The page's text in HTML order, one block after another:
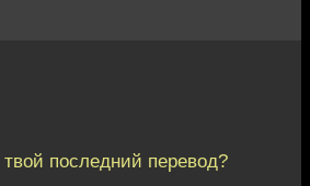
последний перевод?